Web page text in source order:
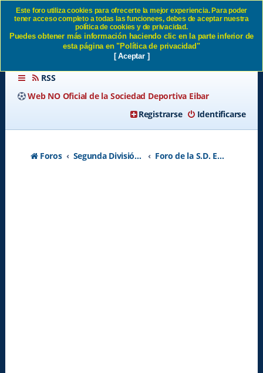
Reubicacion de abonados SD
Eibar
RSS
Web NO Oficial de la Sociedad Deportiva Eibar
Identificarse
Registrarse
Foros Segunda División A - Temporada 2026-2027 Foro de la S.D. Eibar
Este foro utiliza cookies para ofrecerte la mejor experiencia. Para poder
tener acceso completo a todas las funcionees, debes de aceptar nuestra
política de cookies y de privacidad.
Puedes obtener más información haciendo clic en la parte inferior de
esta página en "Política de privacidad"
[ Aceptar ]